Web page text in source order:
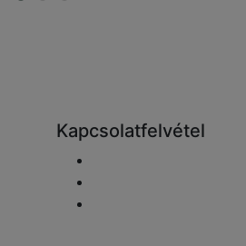
Kapcsolatfelvétel